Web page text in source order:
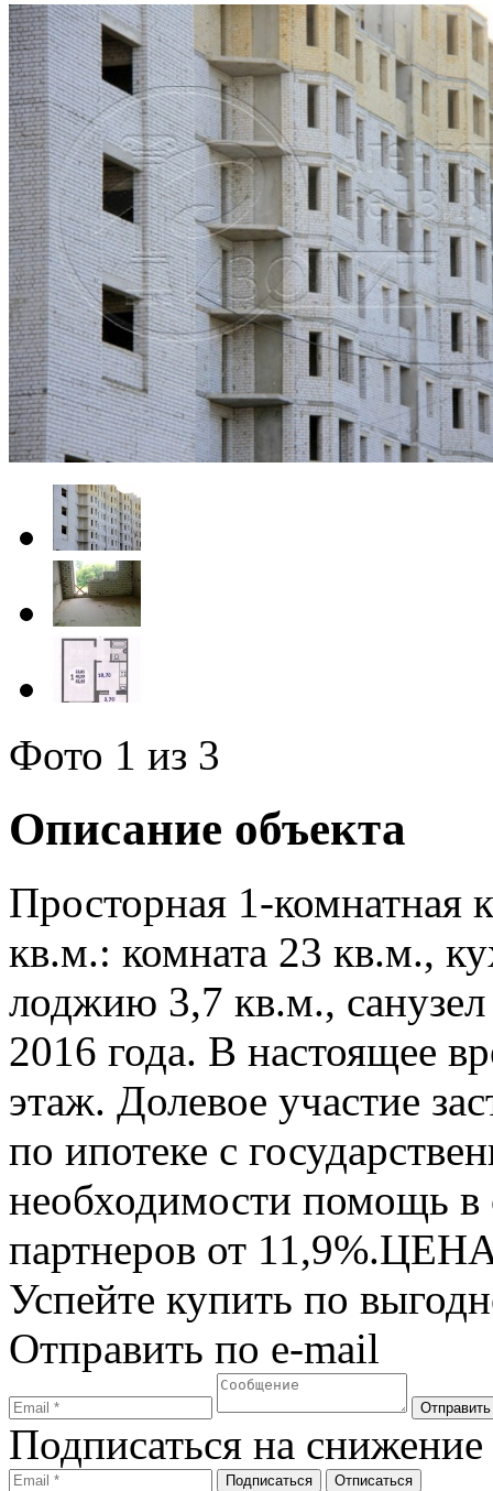
Фото 1 из 3
Описание объекта
Просторная 1-
кв.м.: комната 23 кв.м.,
лоджию 3,7 кв.м.,
2016 года. В настоящее
этаж. Долевое участие
по ипотеке с
необходимости помощь в
партнеров от
Успейте купить по
Отправить по e-mail
Подписаться на